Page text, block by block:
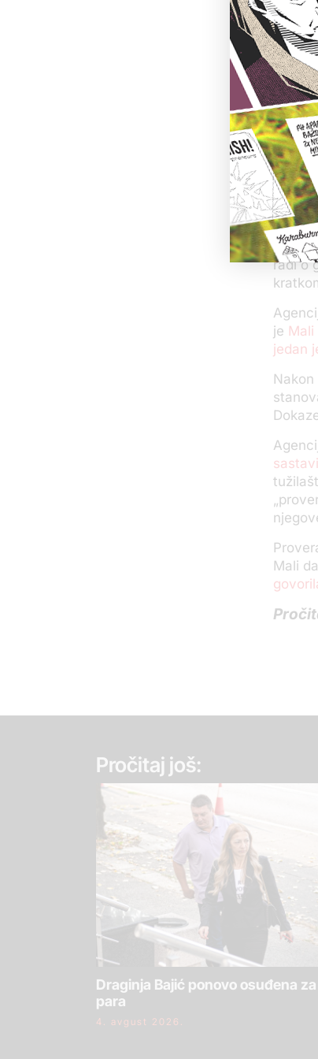
kao
Malog
radi o
je
jedan
Mali
Pročitaj još:
Draginja Bajić ponovo osuđena
para
4. avgust 2026.